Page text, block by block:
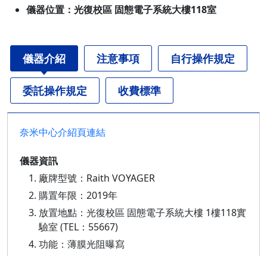
儀器位置：光復校區 固態電子系統大樓118室
儀器介紹 注意事項 自行操作規定
委託操作規定 收費標準
奈米中心介紹頁連結
儀器資訊
廠牌型號：Raith VOYAGER
購置年限：2019年
放置地點：光復校區 固態電子系統大樓 1樓118實
驗室 (TEL：55667)
功能：薄膜光阻曝寫